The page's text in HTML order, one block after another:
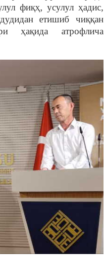
фиқҳ, усулул ҳадис,
етишиб чиққан
ҳақида атрофлича